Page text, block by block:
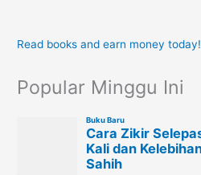
Read books and earn money today!
Popular Minggu Ini